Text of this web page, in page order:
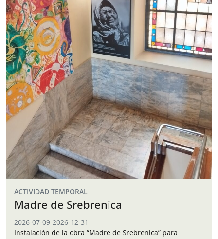
ACTIVIDAD TEMPORAL
Madre de Srebrenica
2026-07-09-2026-12-31
Instalación de la obra “Madre de Srebrenica” para